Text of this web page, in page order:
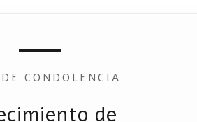
CONDOLENCIA
de